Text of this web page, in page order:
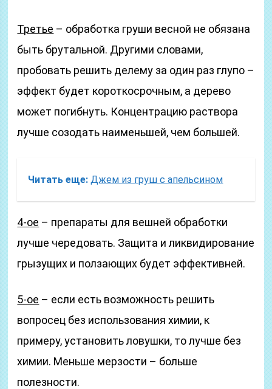
Третье – обработка груши весной не обязана
быть брутальной. Другими словами,
пробовать решить делему за один раз глупо –
эффект будет короткосрочным, а дерево
может погибнуть. Концентрацию раствора
лучше созодать наименьшей, чем большей.
Читать еще: Джем из груш с апельсином
4-ое – препараты для вешней обработки
лучше чередовать. Защита и ликвидирование
грызущих и ползающих будет эффективней.
5-ое – если есть возможность решить
вопросец без использования химии, к
примеру, установить ловушки, то лучше без
химии. Меньше мерзости – больше
полезности.